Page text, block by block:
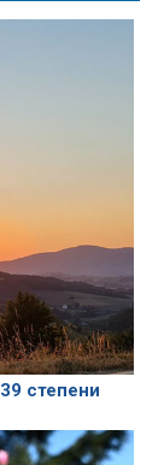
степени